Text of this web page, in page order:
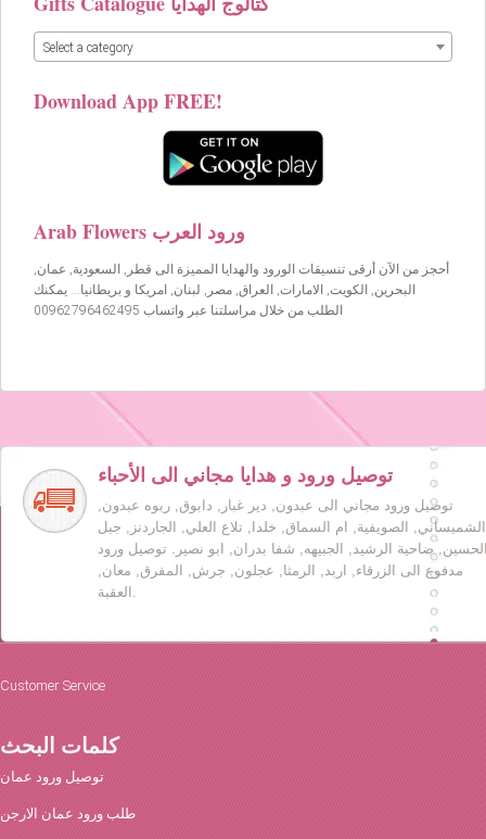
Select a category
Download App FREE!
Arab Flowers ورود العرب
أحجز من الآن أرقى تنسيقات الورود والهدايا المميزة الى قطر, السعودية, عمان,
البحرين, الكويت, الامارات, العراق, مصر, لبنان, امريكا و بريطانيا… يمكنك
الطلب من خلال مراسلتنا عبر واتساب 00962796462495
توصيل ورود و هدايا مجاني الى الأحباء
توصيل ورود مجاني الى عبدون, دير غبار, دابوق, ربوه عبدون,
الشميساني, الصويفية, ام السماق, خلدا, تلاع العلي, الجاردنز, جبل
ضاحية الرشيد, الجبيهه, شفا بدران, ابو نصير. توصيل ورود
مدفوع الى الزرقاء, اربد, الرمثا, عجلون, جرش, المفرق, معان,
Customer Service
كلمات البحث
توصيل ورود عمان
طلب ورود عمان الارجن